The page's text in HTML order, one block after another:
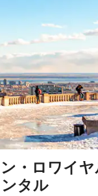
・ロワイ
タル